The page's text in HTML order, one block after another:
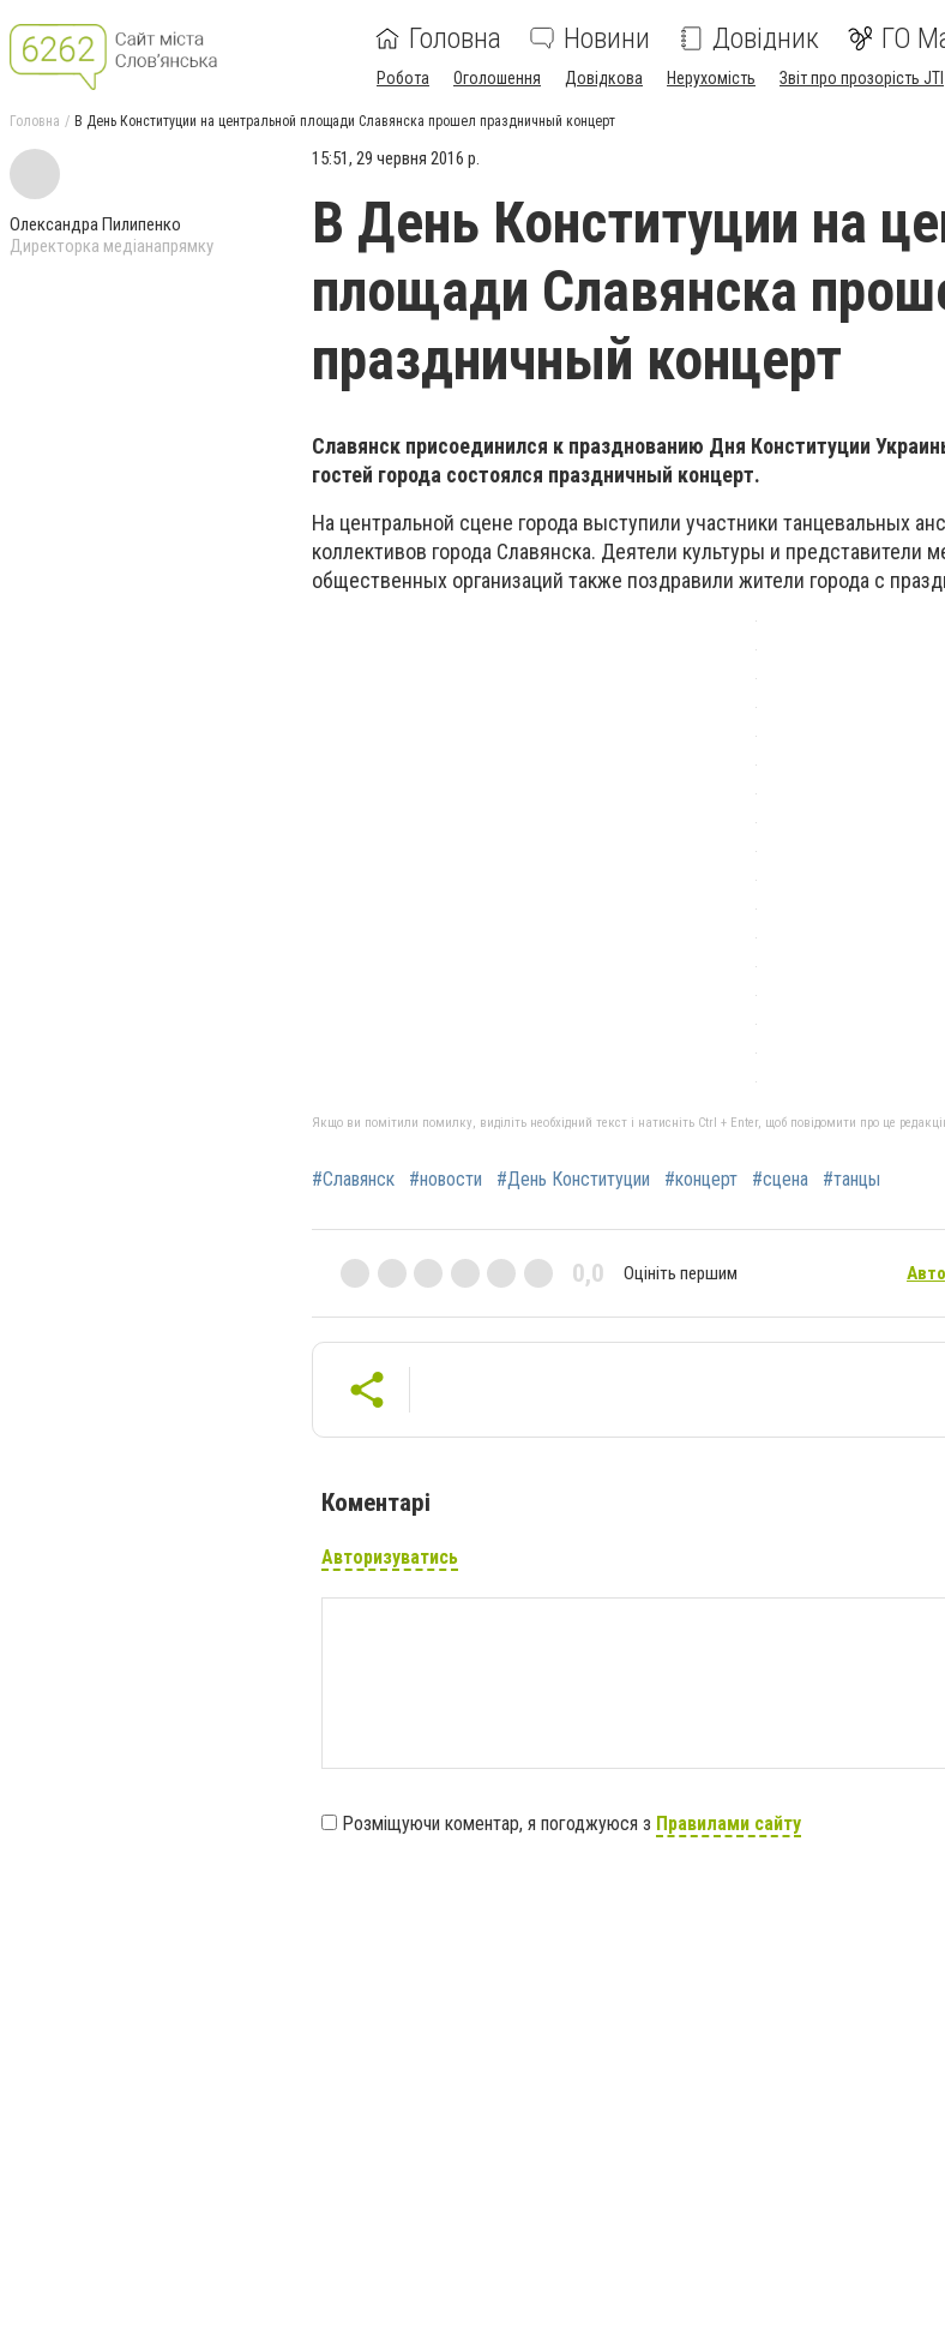
Головна Новини Довідник ГО
Робота Оголошення Довідкова Нерухомість Звіт про прозорість JTI
Головна В День Конституции на центральной площади Славянска прошел праздничный концерт
Олександра Пилипенко
Директорка медіанапрямку
15:51, 29 червня 2016 р.
В День Конституции на
площади Славянска
праздничный концерт
Славянск присоединился к празднованию Дня Конституции
гостей города состоялся праздничный концерт.
На центральной сцене города выступили участники танцевальных
коллективов города Славянска. Деятели культуры и представители
общественных организаций также поздравили жители города с
Якщо ви помітили помилку, виділіть необхідний текст і натисніть Ctrl + Enter, щоб повідомити про це
#Славянск #новости #День Конституции #концерт #сцена #танцы
0,0 Оцініть першим
Коментарі
Авторизуватись
Розміщуючи коментар, я погоджуюся з Правилами сайту